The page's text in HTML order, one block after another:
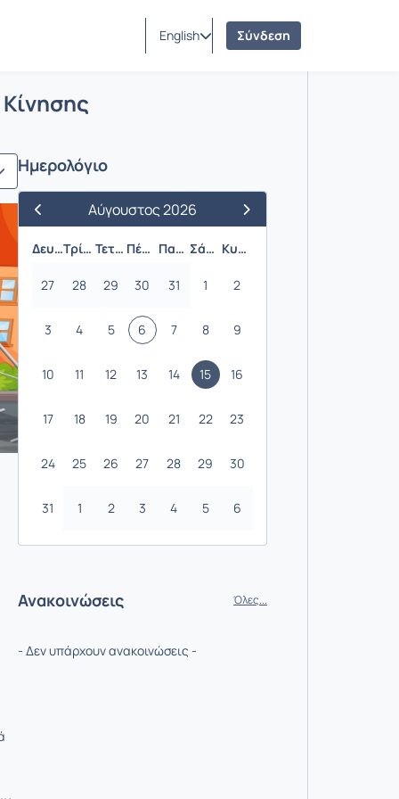
English Σύνδεση
Κίνησης
Ημερολόγιο
Προηγούμενος Μήνας
Αύγουστος 2026
Επόμενος Μήνας
Δευτέρα
Τρίτη Τετάρτη Πέμπτη Παρασκευή Σάββατο Κυριακή
27 28 29 30 31 1 2
3 4 5 6 7 8 9
10 11 12 13 14 15 16
17 18 19 20 21 22 23
24 25 26 27 28 29 30
31 1 2 3 4 5 6
Ανακοινώσεις Όλες...
- Δεν υπάρχουν ανακοινώσεις -